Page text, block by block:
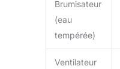
Brumisateur
(eau
tempérée)
Ventilateur